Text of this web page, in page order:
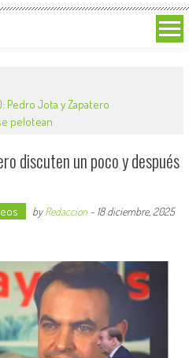
Pedro Jota y Zapatero
pelotean
discuten un poco y después
byRedaccion- 18 diciembre, 2025